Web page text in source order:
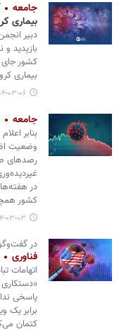
جامعه
بیماری
دبیر
بازپدید و
کشور جای
بیماری
۱۴۰۴-۰۳-۰۶
جامعه
بنابر
وضعیت
رصدهای
در
کشور
۱۴۰۴-۰۳-۰۳
در
فناوری
اتهامات
پاسخی
برابر یک
کتمان